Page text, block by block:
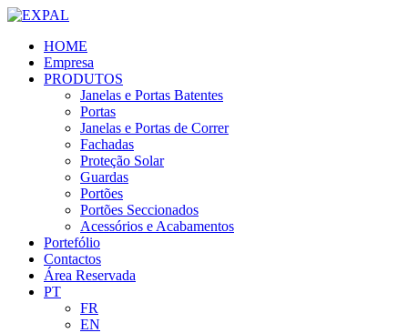
HOME
Empresa
PRODUTOS
Janelas e Portas Batentes
Portas
Janelas e Portas de Correr
Fachadas
Proteção Solar
Guardas
Portões
Portões Seccionados
Acessórios e Acabamentos
Portefólio
Contactos
Área Reservada
PT
FR
EN